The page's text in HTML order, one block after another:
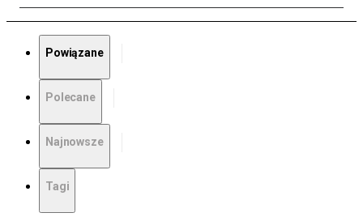
Powiązane
Polecane
Najnowsze
Tagi